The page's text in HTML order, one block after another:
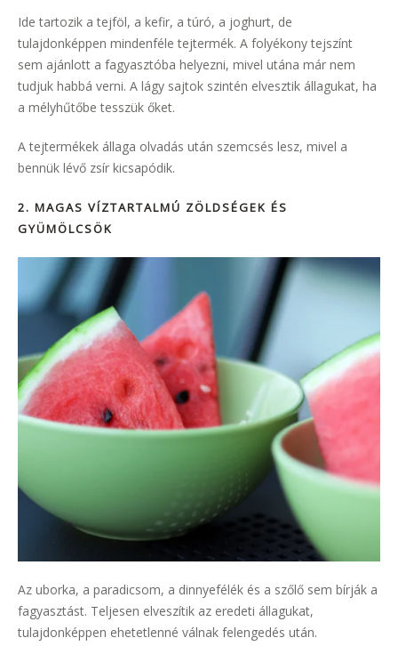
Ide tartozik a tejföl, a kefir, a túró, a joghurt, de
tulajdonképpen mindenféle tejtermék. A folyékony tejszínt
sem ajánlott a fagyasztóba helyezni, mivel utána már nem
tudjuk habbá verni. A lágy sajtok szintén elvesztik állagukat, ha
a mélyhűtőbe tesszük őket.
A tejtermékek állaga olvadás után szemcsés lesz, mivel a
bennük lévő zsír kicsapódik.
2. MAGAS VÍZTARTALMÚ ZÖLDSÉGEK ÉS
GYÜMÖLCSÖK
Az uborka, a paradicsom, a dinnyefélék és a szőlő sem bírják a
fagyasztást. Teljesen elveszítik az eredeti állagukat,
tulajdonképpen ehetetlenné válnak felengedés után.